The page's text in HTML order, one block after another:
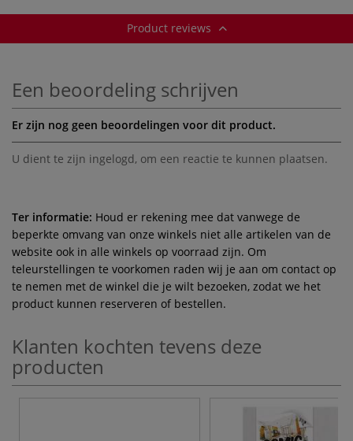
Product reviews
Een beoordeling schrijven
Er zijn nog geen beoordelingen voor dit product.
U dient te zijn ingelogd, om een reactie te kunnen plaatsen.
Ter informatie: Houd er rekening mee dat vanwege de
beperkte omvang van onze winkels niet alle artikelen van de
website ook in alle winkels op voorraad zijn. Om
teleurstellingen te voorkomen raden wij je aan om contact op
te nemen met de winkel die je wilt bezoeken, zodat we het
product kunnen reserveren of bestellen.
Klanten kochten tevens deze
producten